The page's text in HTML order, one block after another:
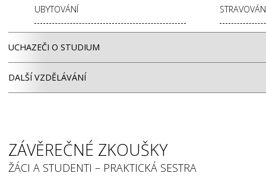
UBYTOVÁNÍ
UCHAZEČI O STUDIUM
DALŠÍ VZDĚLÁVÁNÍ
ZÁVĚREČNÉ ZKOUŠKY
ŽÁCI A STUDENTI – PRAKTICKÁ SESTRA